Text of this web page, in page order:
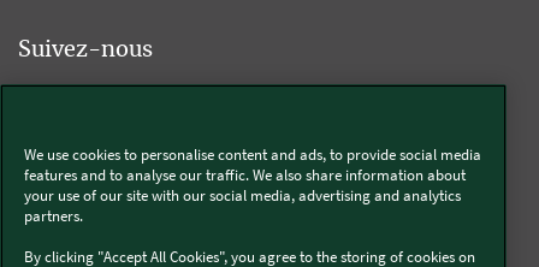
Suivez-nous
Thermomix®
We use cookies to personalise content and ads, to provide social media
features and to analyse our traffic. We also share information about
your use of our site with our social media, advertising and analytics
partners.
By clicking "Accept All Cookies", you agree to the storing of cookies on